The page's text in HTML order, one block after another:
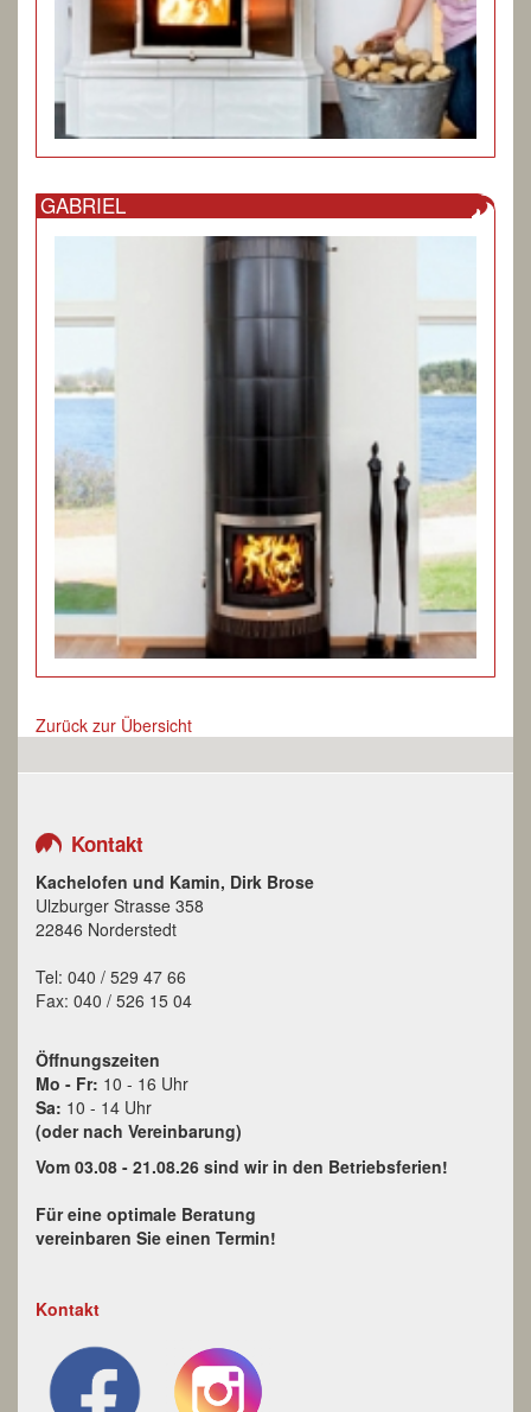
GABRIEL
Zurück zur Übersicht
Kontakt
Kachelofen und Kamin, Dirk Brose
Ulzburger Strasse 358
22846 Norderstedt
Tel: 040 / 529 47 66
Fax: 040 / 526 15 04
Öffnungszeiten
Mo - Fr: 10 - 16 Uhr
Sa: 10 - 14 Uhr
(oder nach Vereinbarung)
Vom 03.08 - 21.08.26 sind wir in den Betriebsferien!
Für eine optimale Beratung
vereinbaren Sie einen Termin!
Kontakt